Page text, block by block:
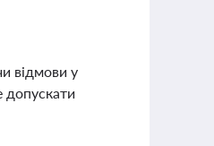
відмови у
допускати